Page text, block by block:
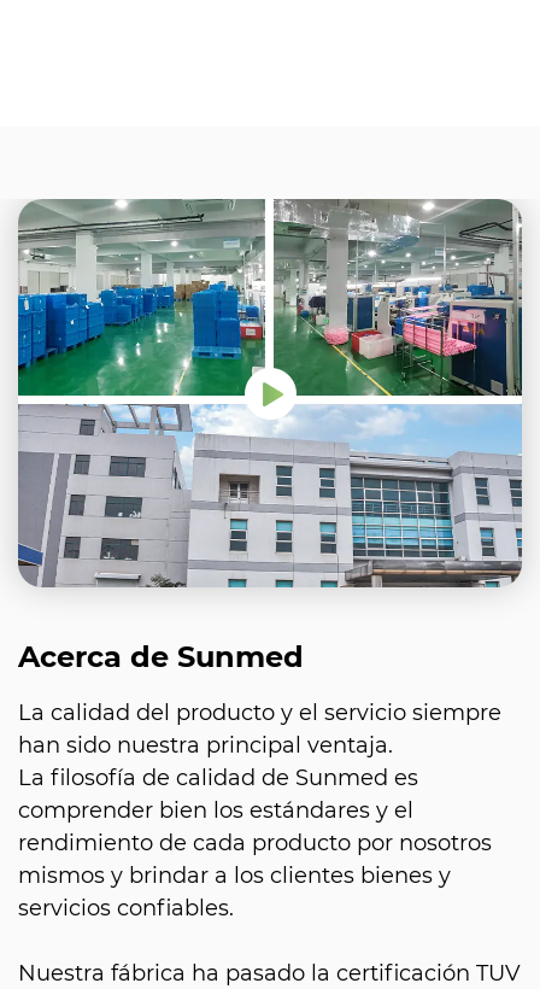
Acerca de Sunmed
La calidad del producto y el servicio siempre
han sido nuestra principal ventaja.
La filosofía de calidad de Sunmed es
comprender bien los estándares y el
rendimiento de cada producto por nosotros
mismos y brindar a los clientes bienes y
servicios confiables.
Nuestra fábrica ha pasado la certificación TUV